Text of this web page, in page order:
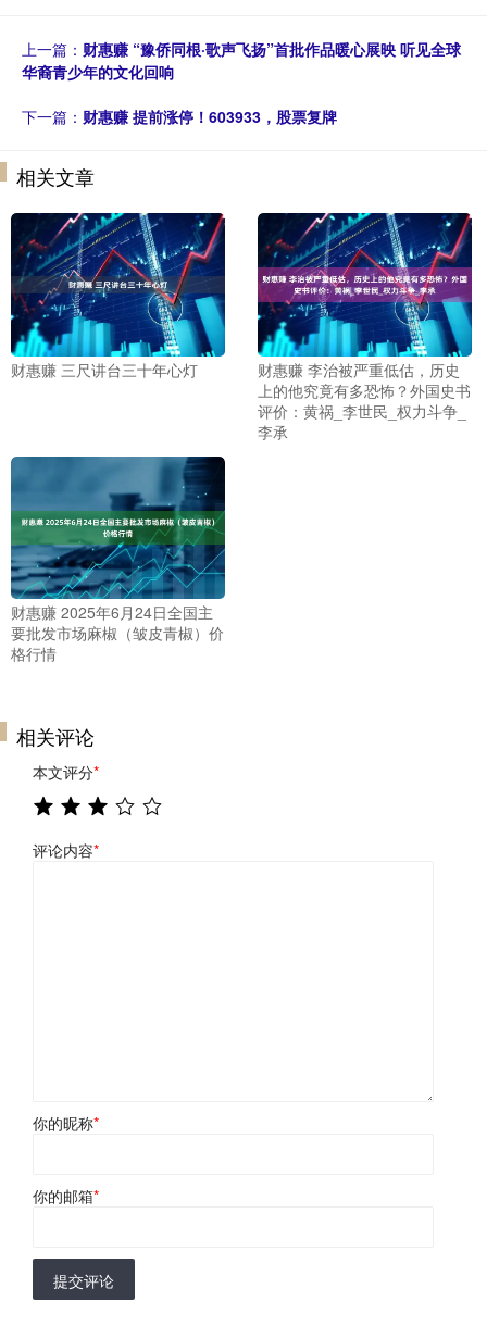
上一篇： 财惠赚 “豫侨同根·歌声飞扬”首批作品暖心展映 听见全球
华裔青少年的文化回响
下一篇： 财惠赚 提前涨停！603933，股票复牌
相关文章
财惠赚 三尺讲台三十年心灯
财惠赚 李治被严重低估，历史
上的他究竟有多恐怖？外国史书
评价：黄祸_李世民_权力斗争_
李承
财惠赚 2025年6月24日全国主
要批发市场麻椒（皱皮青椒）价
格行情
相关评论
本文评分*
评论内容*
你的昵称*
你的邮箱*
提交评论